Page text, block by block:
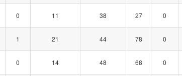
0 11 38 27 0
1 21 44 78 0
0 14 48 68 0